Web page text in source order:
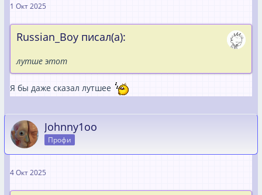
1 Окт 2025
Russian_Boy писал(а):
лутше этот
Я бы даже сказал лутшее
Johnny1oo
Профи
4 Окт 2025